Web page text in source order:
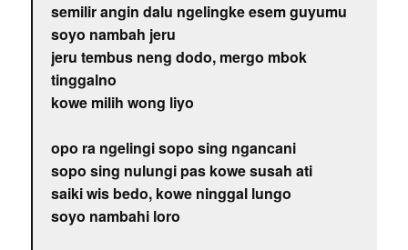
semilir angin dalu ngelingke esem guyumu
soyo nambah jeru
jeru tembus neng dodo, mergo mbok
tinggalno
kowe milih wong liyo
opo ra ngelingi sopo sing ngancani
sopo sing nulungi pas kowe susah ati
saiki wis bedo, kowe ninggal lungo
soyo nambahi loro